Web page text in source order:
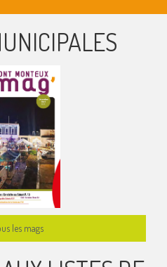
les mags